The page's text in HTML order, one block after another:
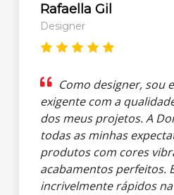
Rafaella Gil
Designer
Como designer, sou
exigente com a
dos meus projetos. A
todas as minhas
produtos com cores
acabamentos perfeitos.
incrivelmente rápidos